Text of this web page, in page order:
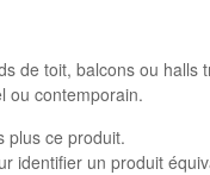
de toit, balcons ou halls
ou contemporain.
plus ce produit.
identifier un produit